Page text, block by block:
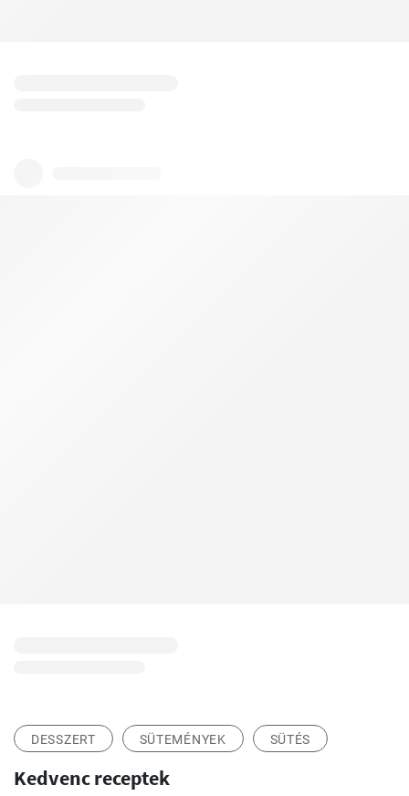
DESSZERT SÜTEMÉNYEK SÜTÉS
Kedvenc receptek